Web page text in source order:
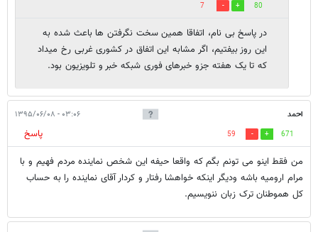
80
7
در پاسخ بی نام، اتفاقا همین سخت نگرفتن ها باعث شده به
این روز بیفتیم، اگر مشابه این اتفاق در کشوری غربی رخ میداد
که تا یک هفته جزو خبرهای فوری شبکه خبر و تلویزیون بود.
احمد ۰۳:۰۶ - ۱۳۹۵/۰۶/۰۸
671
59
پاسخ
من فقط اینو می تونم بگم که واقعا حیفه این شخص نماینده مردم فهیم و با
مرام ارومیه باشه ودیگر اینکه خواهشا رفتار و کردار آقای نماینده را به حساب
کل هموطنان ترک زبان ننویسیم.